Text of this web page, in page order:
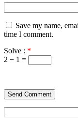
Save my name,
time I comment.
Solve : *
2 − 1 =